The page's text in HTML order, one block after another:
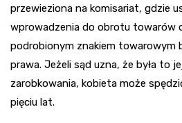
przewieziona na komisariat, gdzie
wprowadzenia do obrotu towarów
podrobionym znakiem towarowym
prawa. Jeżeli sąd uzna, że była to
zarobkowania, kobieta może
pięciu lat.